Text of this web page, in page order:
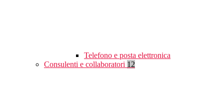
Telefono e posta elettronica
Consulenti e collaboratori 12